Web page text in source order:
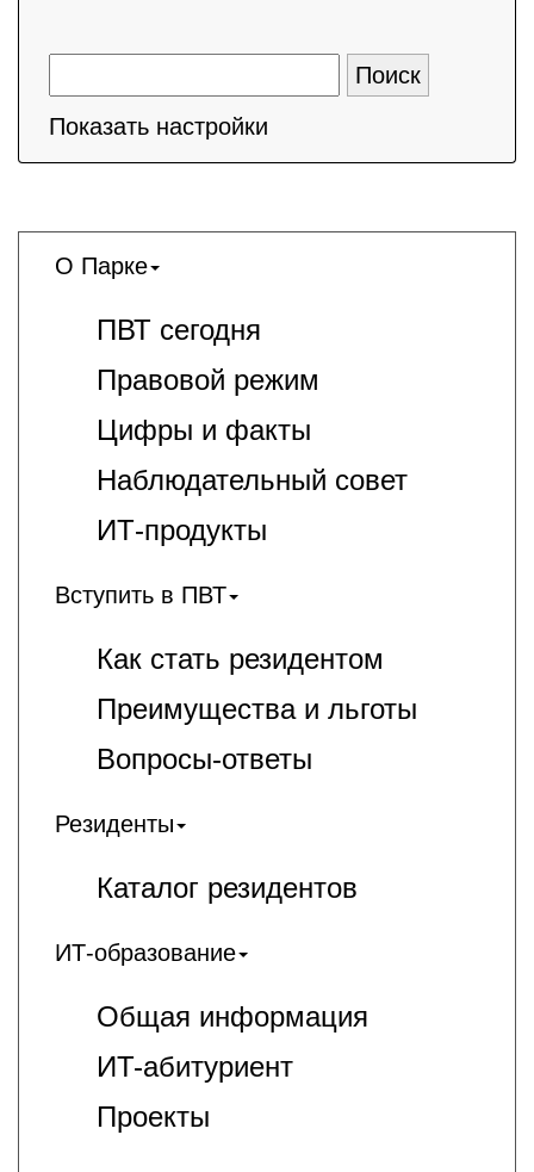
Показать настройки
О Парке
ПВТ сегодня
Правовой режим
Цифры и факты
Наблюдательный совет
ИТ-продукты
Вступить в ПВТ
Как стать резидентом
Преимущества и льготы
Вопросы-ответы
Резиденты
Каталог резидентов
ИТ-образование
Общая информация
ИT-абитуриент
Проекты